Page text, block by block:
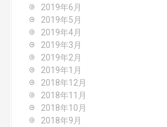
2019年6月
2019年5月
2019年4月
2019年3月
2019年2月
2019年1月
2018年12月
2018年11月
2018年10月
2018年9月